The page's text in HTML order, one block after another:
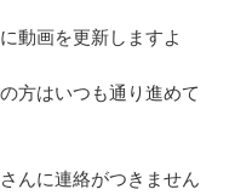
動画を更新しますよ
方はいつも通り進めて
んに連絡がつきません